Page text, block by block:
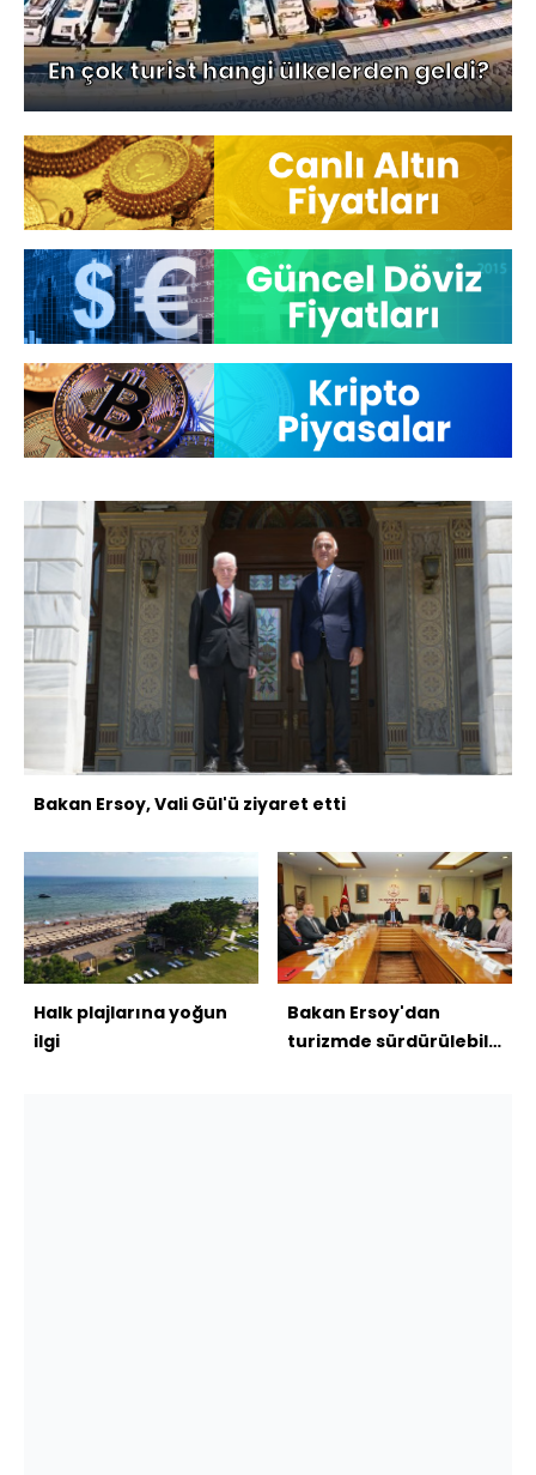
En çok turist hangi ülkelerden geldi?
Bakan Ersoy, Vali Gül'ü ziyaret etti
Halk plajlarına yoğun
ilgi
Bakan Ersoy'dan
turizmde sürdürülebilir